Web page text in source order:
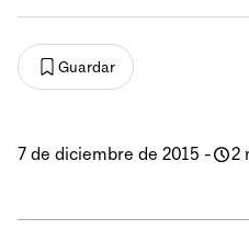
Guardar
7 de diciembre de 2015 - 2